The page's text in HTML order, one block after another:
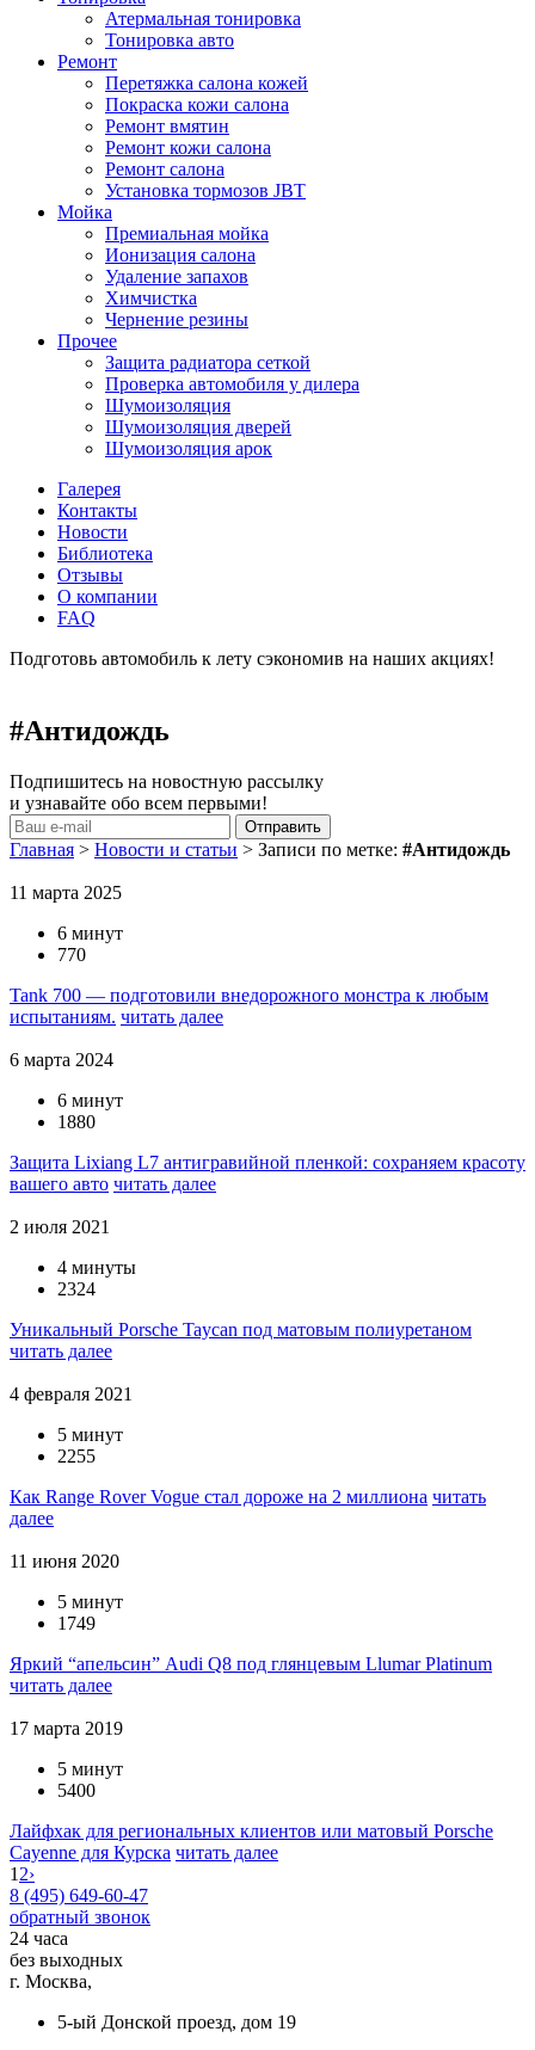
Атермальная тонировка
Тонировка авто
Ремонт
Перетяжка салона кожей
Покраска кожи салона
Ремонт вмятин
Ремонт кожи салона
Ремонт салона
Установка тормозов JBT
Мойка
Премиальная мойка
Ионизация салона
Удаление запахов
Химчистка
Чернение резины
Прочее
Защита радиатора сеткой
Проверка автомобиля у дилера
Шумоизоляция
Шумоизоляция дверей
Шумоизоляция арок
Галерея
Контакты
Новости
Библиотека
Отзывы
О компании
FAQ
Подготовь автомобиль к лету сэкономив на наших акциях!
#Антидождь
Подпишитесь на новостную рассылку
и узнавайте обо всем первыми!
Главная > Новости и статьи > Записи по метке: #Антидождь
11 марта 2025
6 минут
770
Tank 700 — подготовили внедорожного монстра к любым
испытаниям. читать далее
6 марта 2024
6 минут
1880
Защита Lixiang L7 антигравийной пленкой: сохраняем красоту
вашего авто читать далее
2 июля 2021
4 минуты
2324
Уникальный Porsche Taycan под матовым полиуретаном
читать далее
4 февраля 2021
5 минут
2255
Как Range Rover Vogue стал дороже на 2 миллиона читать
далее
11 июня 2020
5 минут
1749
Яркий “апельсин” Audi Q8 под глянцевым Llumar Platinum
читать далее
17 марта 2019
5 минут
5400
Лайфхак для региональных клиентов или матовый Porsche
Cayenne для Курска читать далее
1 2›
8 (495) 649-60-47
обратный звонок
24 часа
без выходных
г. Москва,
5-ый Донской проезд, дом 19